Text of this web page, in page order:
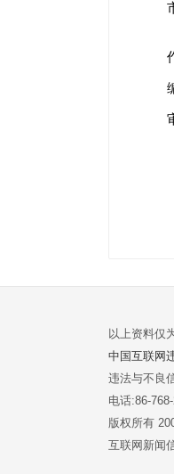
以上资料仅
中国互联网
违法与不良
电话:86-
版权所有
互联网新闻